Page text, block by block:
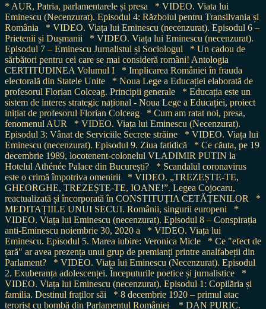
* AUR, Patria, parlamentarele și presa
* VIDEO. Viata lui
Eminescu (Necenzurat). Episodul 4: Războiul pentru Transilvania și
România
* VIDEO. Viața lui Eminescu (necenzurat). Episodul 6 –
Prietenii și Dușmanii
* VIDEO. Viața lui Eminescu (necenzurat).
Episodul 7 – Eminescu Jurnalistul și Sociologul
* Un cadou de
sărbători pentru cei care se mai consideră români! Antologia
CERTITUDINEA Volumul I
* Implicarea României în frauda
electorală din Statele Unite
* Noua Lege a Educației elaborată de
profesorul Florian Colceag. Principii generale
* Educația este un
sistem de interes strategic național - Noua Lege a Educației, proiect
inițiat de profesorul Florian Colceag
* Cum am ratat noi, presa,
fenomenul AUR
* VIDEO. Viața lui Eminescu (Necenzurat).
Episodul 3: Vânat de Serviciile Secrete străine
* VIDEO. Viața lui
Eminescu (necenzurat). Episodul 9. Ziua fatidică
* Ce căuta, pe 19
decembrie 1989, locotenent-colonelul VLADIMIR PUTIN la
Hotelul Athénée Palace din București?
* Scandalul coronavirus
este o crimă împotriva omenirii
* VIDEO. „TREZEȘTE-TE,
GHEORGHE, TREZEȘTE-TE, IOANE!”. Legea Cojocaru,
reactualizată și încorporată în CONSTITUȚIA CETĂȚENILOR
*
MEDITAȚIILE UNUI SECUI. Românii, singurii europeni
*
VIDEO. Viața lui Eminescu (necenzurat). Episodul 8 – Conspirația
anti-Eminescu noiembrie 30, 2020 a
* VIDEO. Viața lui
Eminescu. Episodul 5. Marea iubire: Veronica Micle
* Ce "efect de
țară" ar avea prezența unui grup de premianți printre analfabeții din
Parlament?
* VIDEO. Viața lui Eminescu (Necenzurat). Episodul
2. Exuberanța adolescenței. Începuturile poetice și jurnalistice
*
VIDEO. Viața lui Eminescu (necenzurat). Episodul 1: Copilăria și
familia. Destinul fraților săi
* 8 decembrie 1920 – primul atac
terorist cu bombă din Parlamentul României
* DAN PURIC.